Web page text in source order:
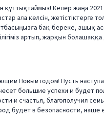
Келер жаңа 2021
ала келсін, жетістіктерге
бақ-береке, ашық
артып, жарқын болашаққа
Новым годом! Пусть
большие успехи и будет
и счастья, благополучия
будет в безопасности,